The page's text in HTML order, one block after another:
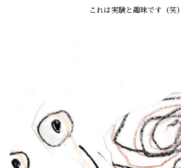
これは実験と趣味です（笑）